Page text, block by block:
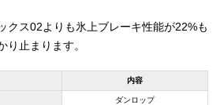
クス02よりも氷上ブレーキ性能が22%も
り止まります。
内容
ダンロップ